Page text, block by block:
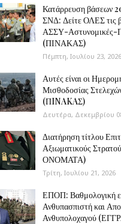
Κατάρρευση
ΣΝΔ: Δείτε ΟΛΕΣ τις
ΑΣΣΥ-Αστυνομικές-
(ΠΙΝΑΚΑΣ)
Πέμπτη, Ιουλίου 23, 2026
Αυτές είναι οι
Μισθοδοσίας
(ΠINAKAΣ)
Δευτέρα, Δεκεμβρίου
Διατήρηση τίτλου
Αξιωματικούς
ΟΝΟΜΑΤΑ)
Τρίτη, Ιουλίου 21, 2026
ΕΠΟΠ: Βαθμολογική
Ανθυπασπιστή και
Ανθυπολοχαγού